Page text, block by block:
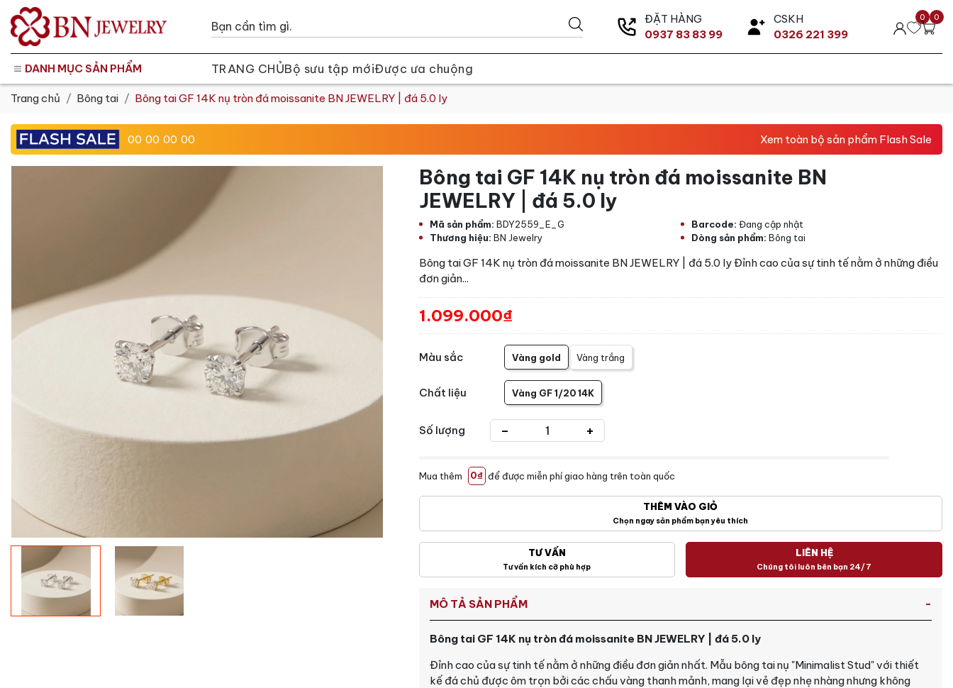
ĐẶT HÀNG
0937 83 83 99
CSKH
0326 221 399
0 0
DANH MỤC SẢN PHẨM TRANG CHỦBộ sưu tập mớiĐược ưa chuộng
Trang chủ Bông tai Bông tai GF 14K nụ tròn đá moissanite BN JEWELRY | đá 5.0 ly
00 00 00 00 Xem toàn bộ sản phẩm Flash Sale
Bông tai GF 14K nụ tròn đá moissanite BN
JEWELRY | đá 5.0 ly
Mã sản phẩm: BDY2559_E_G Barcode: Đang cập nhật
Thương hiệu: BN Jewelry Dòng sản phẩm: Bông tai
Bông tai GF 14K nụ tròn đá moissanite BN JEWELRY | đá 5.0 ly Đỉnh cao của sự tinh tế nằm ở những điều
đơn giản...
1.099.000₫
Màu sắc Vàng gold Vàng trắng
Chất liệu Vàng GF 1/20 14K
Số lượng - +
Mua thêm 0₫ để được miễn phí giao hàng trên toàn quốc
THÊM VÀO GIỎ
Chọn ngay sản phẩm bạn yêu thích
TƯ VẤN
Tư vấn kích cỡ phù hợp
LIÊN HỆ
Chúng tôi luôn bên bạn 24/7
MÔ TẢ SẢN PHẨM
Bông tai GF 14K nụ tròn đá moissanite BN JEWELRY | đá 5.0 ly
Đỉnh cao của sự tinh tế nằm ở những điều đơn giản nhất. Mẫu bông tai nụ "Minimalist Stud" với thiết
kế đá chủ được ôm trọn bởi các chấu vàng thanh mảnh, mang lại vẻ đẹp nhẹ nhàng nhưng không